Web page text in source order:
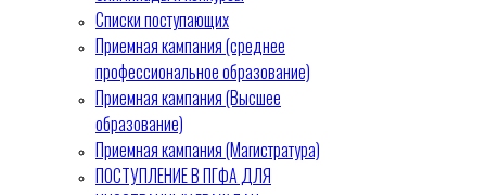
Списки поступающих
Приемная кампания (среднее
профессиональное образование)
Приемная кампания (Высшее
образование)
Приемная кампания (Магистратура)
ПОСТУПЛЕНИЕ В ПГФА ДЛЯ